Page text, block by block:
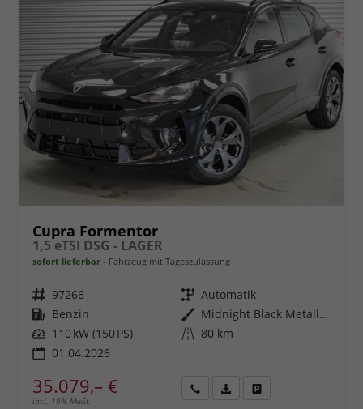
Cupra Formentor
1,5 eTSI DSG - LAGER
sofort lieferbar Fahrzeug mit Tageszulassung
Fahrzeugnr. 97266 Getriebe Automatik
Kraftstoff Benzin Außenfarbe
Midnight Black Metallic (0E)
Leistung 110 kW (150 PS) Kilometerstand 80 km
01.04.2026
35.079,– €
incl. 19% MwSt.